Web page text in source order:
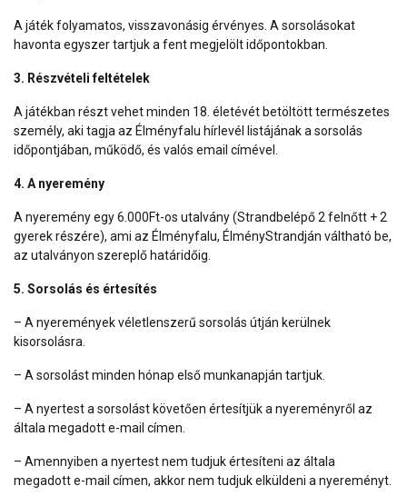
A játék folyamatos, visszavonásig érvényes. A sorsolásokat
havonta egyszer tartjuk a fent megjelölt időpontokban.
3. Részvételi feltételek
A játékban részt vehet minden 18. életévét betöltött természetes
személy, aki tagja az Élményfalu hírlevél listájának a sorsolás
időpontjában, működő, és valós email címével.
4. A nyeremény
A nyeremény egy 6.000Ft-os utalvány (Strandbelépő 2 felnőtt + 2
gyerek részére), ami az Élményfalu, ÉlményStrandján váltható be,
az utalványon szereplő határidőig.
5. Sorsolás és értesítés
– A nyeremények véletlenszerű sorsolás útján kerülnek
kisorsolásra.
– A sorsolást minden hónap első munkanapján tartjuk.
– A nyertest a sorsolást követően értesítjük a nyereményről az
általa megadott e-mail címen.
– Amennyiben a nyertest nem tudjuk értesíteni az általa
megadott e-mail címen, akkor nem tudjuk elküldeni a nyereményt.